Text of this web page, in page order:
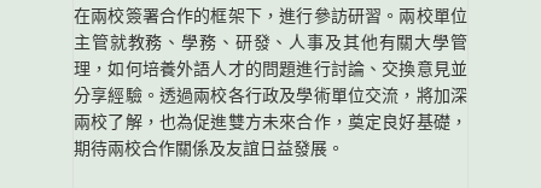
在兩校簽署合作的框架下，進行參訪研習。兩校單位
主管就教務、學務、研發、人事及其他有關大學管
理，如何培養外語人才的問題進行討論、交換意見並
分享經驗。透過兩校各行政及學術單位交流，將加深
兩校了解，也為促進雙方未來合作，奠定良好基礎，
期待兩校合作關係及友誼日益發展。